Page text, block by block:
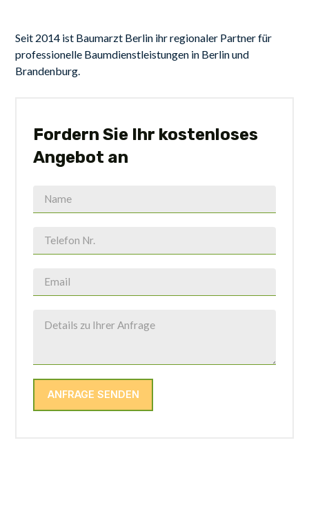
Seit 2014 ist Baumarzt Berlin ihr regionaler Partner für
professionelle Baumdienstleistungen in Berlin und
Brandenburg.
Fordern Sie Ihr kostenloses
Angebot an